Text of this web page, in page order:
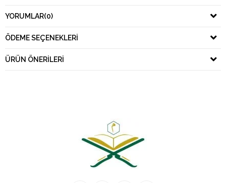
YORUMLAR(0)
ÖDEME SEÇENEKLERI
ÜRÜN ÖNERILERI